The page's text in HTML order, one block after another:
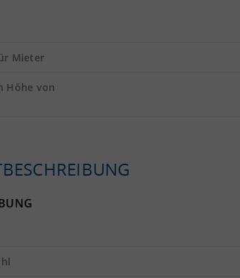
Mieter
Höhe von